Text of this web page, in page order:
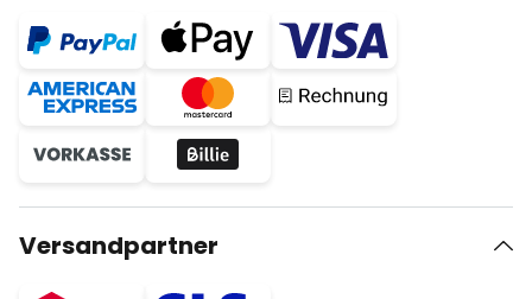
Versandpartner